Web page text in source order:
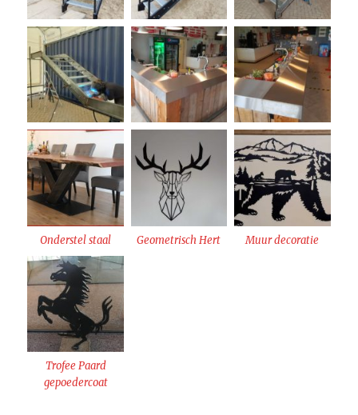
Onderstel staal Geometrisch Hert Muur decoratie
Trofee Paard
gepoedercoat